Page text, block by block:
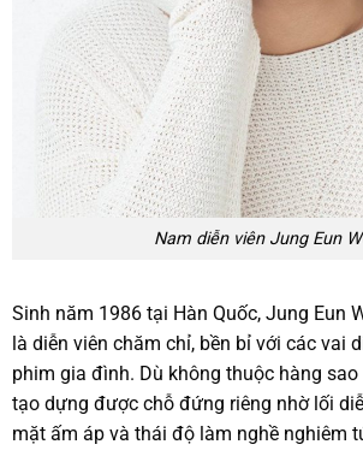
Nam diễn viên Jung Eun
Sinh năm 1986 tại Hàn Quốc, Jung Eun
là diễn viên chăm chỉ, bền bỉ với các vai
phim gia đình. Dù không thuộc hàng sao
tạo dựng được chỗ đứng riêng nhờ lối
mặt ấm áp và thái độ làm nghề nghiêm